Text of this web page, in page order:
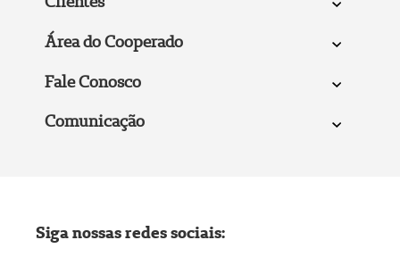
Área do Cooperado
Fale Conosco
Comunicação
Siga nossas redes sociais: